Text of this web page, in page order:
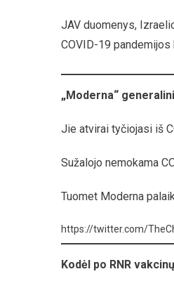
JAV duomenys,
COVID-19
„Moderna“
Jie atvirai tyčiojasi iš
Sužalojo nemokama
Tuomet Moderna
https://twitter.com/
Kodėl po RNR